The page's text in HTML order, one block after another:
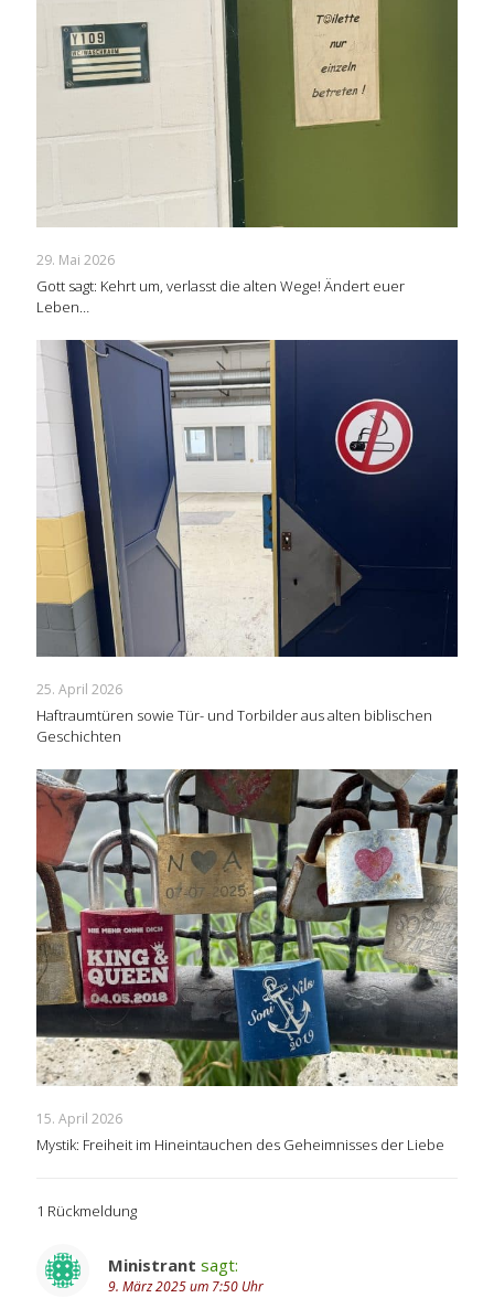
29. Mai 2026
Gott sagt: Kehrt um, verlasst die alten Wege! Ändert euer
Leben…
25. April 2026
Haftraumtüren sowie Tür- und Torbilder aus alten biblischen
Geschichten
15. April 2026
Mystik: Freiheit im Hineintauchen des Geheimnisses der Liebe
1 Rückmeldung
Ministrant sagt:
9. März 2025 um 7:50 Uhr